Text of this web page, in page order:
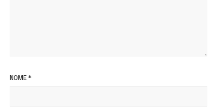
NOME*